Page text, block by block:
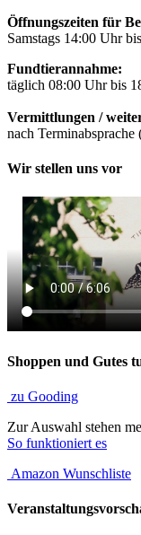
Öffnungszeiten für
Samstags 14:00 Uhr
Fundtierannahme:
täglich 08:00 Uhr bis
Vermittlungen /
nach
Wir stellen uns vor
Shoppen und Gutes
zu Gooding
Zur Auswahl stehen
So funktioniert es
Amazon Wunschliste